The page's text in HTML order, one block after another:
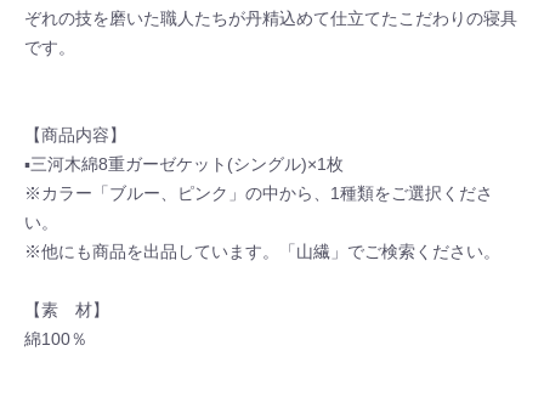
ぞれの技を磨いた職人たちが丹精込めて仕立てたこだわりの寝具
です。
【商品内容】
▪三河木綿8重ガーゼケット(シングル)×1枚
※カラー「ブルー、ピンク」の中から、1種類をご選択くださ
い。
※他にも商品を出品しています。「山繊」でご検索ください。
【素 材】
綿100％